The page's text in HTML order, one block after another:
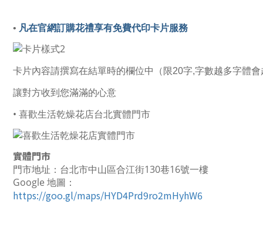
• 凡在官網訂購花禮享有免費代印卡片服務
卡片內容請撰寫在結單時的欄位中（限20字,字數越多字體會
讓對方收到您滿滿的心意
• 喜歡生活乾燥花店台北實體門市
實體門市
門市地址：台北市中山區合江街130巷16號一樓
Google 地圖：
https://goo.gl/maps/HYD4Prd9ro2mHyhW6